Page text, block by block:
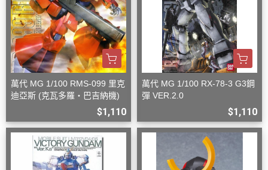
萬代 MG 1/100 RMS-099 里克
迪亞斯 (克瓦多羅・巴吉納機)
$1,110
萬代 MG 1/100 RX-78-3 G3鋼
彈 VER.2.0
$1,110